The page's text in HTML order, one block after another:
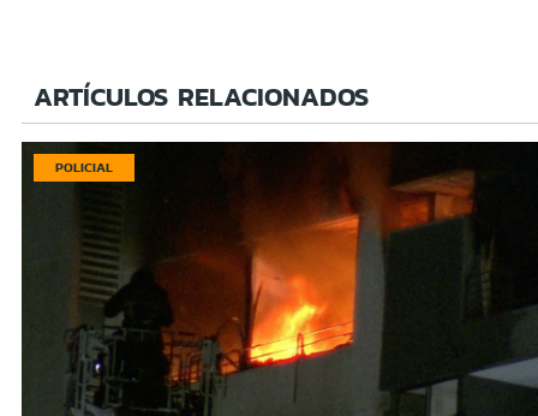
ARTÍCULOS RELACIONADOS
POLICIAL